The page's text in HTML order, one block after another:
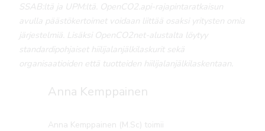
SSAB:ltä ja UPM:ltä. OpenCO2.api-rajapintaratkaisun
avulla päästökertoimet voidaan liittää osaksi yritysten omia
järjestelmiä. Lisäksi OpenCO2net-alustalta löytyy
standardipohjaiset hiilijalanjälkilaskurit sekä
organisaatioiden että tuotteiden hiilijalanjälkilaskentaan.
Anna Kemppainen
Anna Kemppainen (M.Sc) toimii